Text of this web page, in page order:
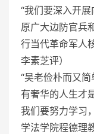
“我们要深入开
原广大边防官兵
行当代革命军人
李素芝评）
“吴老俭朴而又
有奢华的人生才
我们要努力学习
学法学院程德理